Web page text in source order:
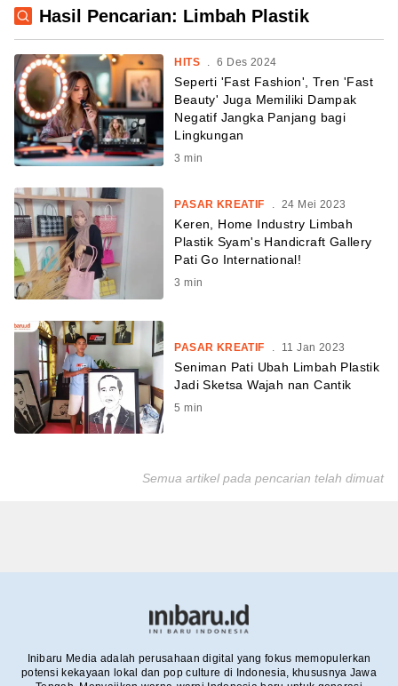
Hasil Pencarian: Limbah Plastik
HITS . 6 Des 2024
Seperti 'Fast Fashion', Tren 'Fast
Beauty' Juga Memiliki Dampak
Negatif Jangka Panjang bagi
Lingkungan
3 min
PASAR KREATIF . 24 Mei 2023
Keren, Home Industry Limbah
Plastik Syam's Handicraft Gallery
Pati Go International!
3 min
PASAR KREATIF 11 Jan 2023
Seniman Pati Ubah Limbah Plastik
Jadi Sketsa Wajah nan Cantik
5 min
Semua artikel pada pencarian telah dimuat
Inibaru Media adalah perusahaan digital yang fokus memopulerkan
potensi kekayaan lokal dan pop culture di Indonesia, khususnya Jawa